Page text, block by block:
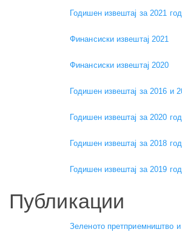
Годишен извештај за 2021
Финансиски извештај 2021
Финансиски извештај 2020
Годишен извештај за 2016 и
Годишен извештај за 2020
Годишен извештај за 2018
Годишен извештај за 2019
Публикации
Зеленото претприемништво